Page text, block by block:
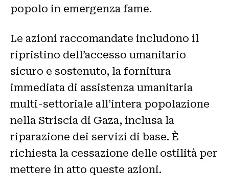
popolo in emergenza fame.
Le azioni raccomandate includono il
ripristino dell’accesso umanitario
sicuro e sostenuto, la fornitura
immediata di assistenza umanitaria
multi-settoriale all’intera popolazione
nella Striscia di Gaza, inclusa la
riparazione dei servizi di base. È
richiesta la cessazione delle ostilità per
mettere in atto queste azioni.